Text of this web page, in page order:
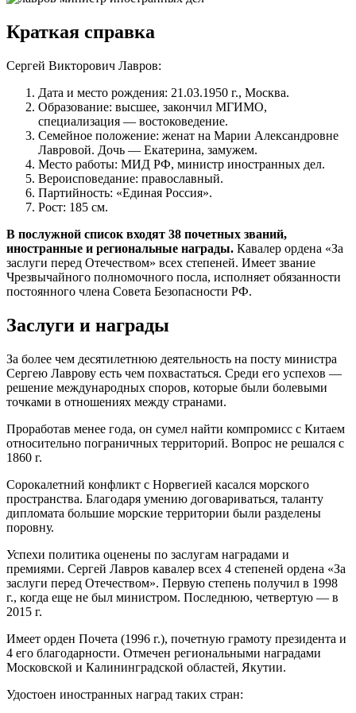
Краткая справка
Сергей Викторович Лавров:
Дата и место рождения: 21.03.1950 г., Москва.
Образование: высшее, закончил МГИМО,
специализация — востоковедение.
Семейное положение: женат на Марии Александровне
Лавровой. Дочь — Екатерина, замужем.
Место работы: МИД РФ, министр иностранных дел.
Вероисповедание: православный.
Партийность: «Единая Россия».
Рост: 185 см.
В послужной список входят 38 почетных званий,
иностранные и региональные награды. Кавалер ордена «За
заслуги перед Отечеством» всех степеней. Имеет звание
Чрезвычайного полномочного посла, исполняет обязанности
постоянного члена Совета Безопасности РФ.
Заслуги и награды
За более чем десятилетнюю деятельность на посту министра
Сергею Лаврову есть чем похвастаться. Среди его успехов —
решение международных споров, которые были болевыми
точками в отношениях между странами.
Проработав менее года, он сумел найти компромисс с Китаем
относительно пограничных территорий. Вопрос не решался с
1860 г.
Сорокалетний конфликт с Норвегией касался морского
пространства. Благодаря умению договариваться, таланту
дипломата большие морские территории были разделены
поровну.
Успехи политика оценены по заслугам наградами и
премиями. Сергей Лавров кавалер всех 4 степеней ордена «За
заслуги перед Отечеством». Первую степень получил в 1998
г., когда еще не был министром. Последнюю, четвертую — в
2015 г.
Имеет орден Почета (1996 г.), почетную грамоту президента и
4 его благодарности. Отмечен региональными наградами
Московской и Калининградской областей, Якутии.
Удостоен иностранных наград таких стран: